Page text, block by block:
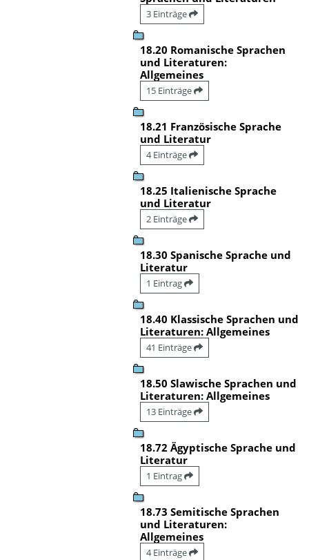
3 Einträge
18.20 Romanische Sprachen
und Literaturen:
Allgemeines
15 Einträge
18.21 Französische Sprache
und Literatur
4 Einträge
18.25 Italienische Sprache
und Literatur
2 Einträge
18.30 Spanische Sprache und
Literatur
1 Eintrag
18.40 Klassische Sprachen und
Literaturen: Allgemeines
41 Einträge
18.50 Slawische Sprachen und
Literaturen: Allgemeines
13 Einträge
18.72 Ägyptische Sprache und
Literatur
1 Eintrag
18.73 Semitische Sprachen
und Literaturen:
Allgemeines
4 Einträge